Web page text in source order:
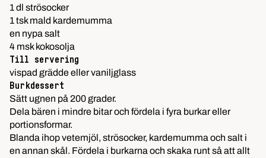
1 dl strösocker
1 tsk mald kardemumma
en nypa salt
4 msk kokosolja
Till servering
vispad grädde eller vaniljglass
Burkdessert
Sätt ugnen på 200 grader.
Dela bären i mindre bitar och fördela i fyra burkar eller
portionsformar.
Blanda ihop vetemjöl, strösocker, kardemumma och salt i
en annan skål. Fördela i burkarna och skaka runt så att allt